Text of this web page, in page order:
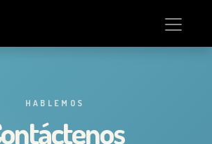
HABLEMOS